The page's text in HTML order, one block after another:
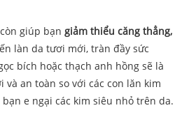
giúp bạn giảm thiểu căng thẳng,
làn da tươi mới, tràn đầy sức
bích hoặc thạch anh hồng sẽ là
an toàn so với các con lăn kim
e ngại các kim siêu nhỏ trên da.